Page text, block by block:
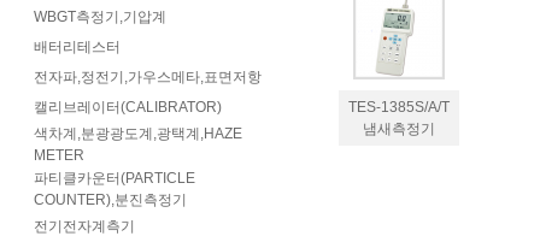
WBGT측정기,기압계
배터리테스터
전자파,정전기,가우스메타,표면저항
캘리브레이터(CALIBRATOR)
색차계,분광광도계,광택계,HAZE
METER
파티클카운터(PARTICLE
COUNTER),분진측정기
전기전자계측기
TES-1385S/A/T
냄새측정기